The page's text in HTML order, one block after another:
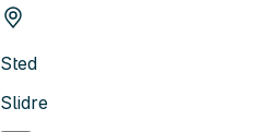
Sted
Slidre